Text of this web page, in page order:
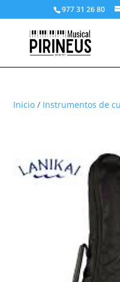
977 31 26 80
Inicio / Instrumentos de